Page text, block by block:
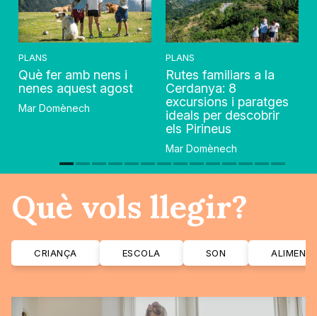
PLANS
Què fer amb nens i
nenes aquest agost
Mar Domènech
PLANS
Rutes familiars a la
Cerdanya: 8
excursions i paratges
ideals per descobrir
els Pirineus
Mar Domènech
Què vols llegir?
CRIANÇA ESCOLA SON